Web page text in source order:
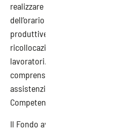
realizzare specifiche intese di
dell’orario di lavoro per mutate
produttive dell’impresa, ovvero
ricollocazione, ed erogare
lavoratori. Proprio gli oneri relativi
comprensivi dei relativi contributi
assistenziali, saranno a carico del
Competenze.
Il Fondo avrà una capienza di